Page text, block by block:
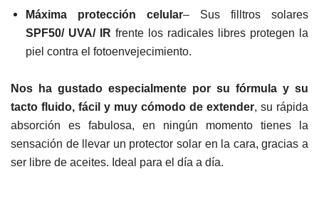
Máxima protección celular– Sus filltros solares
SPF50/ UVA/ IR frente los radicales libres protegen la
piel contra el fotoenvejecimiento.
Nos ha gustado especialmente por su fórmula y su
tacto fluido, fácil y muy cómodo de extender, su rápida
absorción es fabulosa, en ningún momento tienes la
sensación de llevar un protector solar en la cara, gracias a
ser libre de aceites. Ideal para el día a día.